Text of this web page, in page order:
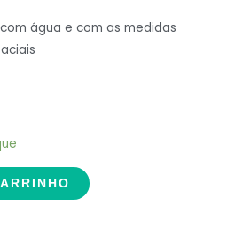
água e com as medidas